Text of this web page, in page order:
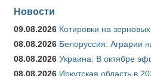
Новости
09.08.2026 Котировки на
08.08.2026 Белоруссия: Аграрии
08.08.2026 Украина: В октябре
08.08.2026 Иркутская область в